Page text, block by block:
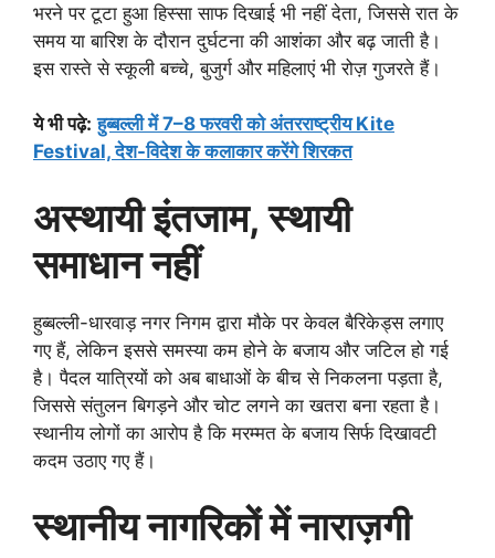
भरने पर टूटा हुआ हिस्सा साफ दिखाई भी नहीं देता, जिससे रात के
समय या बारिश के दौरान दुर्घटना की आशंका और बढ़ जाती है।
इस रास्ते से स्कूली बच्चे, बुजुर्ग और महिलाएं भी रोज़ गुजरते हैं।
ये भी पढ़े: हुब्बल्ली में 7–8 फरवरी को अंतरराष्ट्रीय Kite
Festival, देश-विदेश के कलाकार करेंगे शिरकत
अस्थायी इंतजाम, स्थायी
समाधान नहीं
हुब्बल्ली-धारवाड़ नगर निगम द्वारा मौके पर केवल बैरिकेड्स लगाए
गए हैं, लेकिन इससे समस्या कम होने के बजाय और जटिल हो गई
है। पैदल यात्रियों को अब बाधाओं के बीच से निकलना पड़ता है,
जिससे संतुलन बिगड़ने और चोट लगने का खतरा बना रहता है।
स्थानीय लोगों का आरोप है कि मरम्मत के बजाय सिर्फ दिखावटी
कदम उठाए गए हैं।
स्थानीय नागरिकों में नाराज़गी